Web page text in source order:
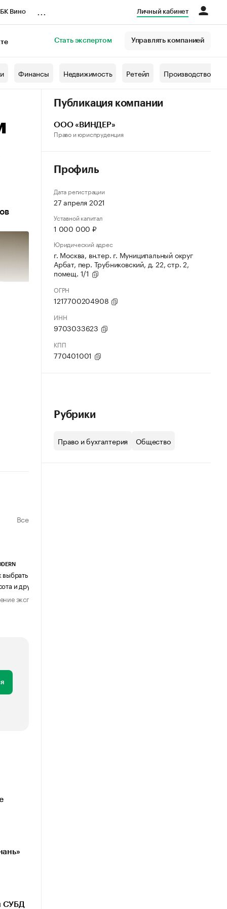
Вино Личный кабинет
Стать экспертом Управлять компанией
Финансы Недвижимость Ретейл Производство
Все
выбрать журнальный столик:
и другие ключевые параметры
эксперта
СУБД
Публикация компании
ООО «ВИНДЕР»
Право и юриспруденция
Профиль
Дата регистрации
27 апреля 2021
Уставной капитал
1 000 000 ₽
Юридический адрес
г. Москва, вн.тер. г. Муниципальный округ
Арбат, пер. Трубниковский, д. 22, стр. 2,
помещ. 1/1
ОГРН
1217700204908
ИНН
9703033623
КПП
770401001
Рубрики
Право и бухгалтерия Общество